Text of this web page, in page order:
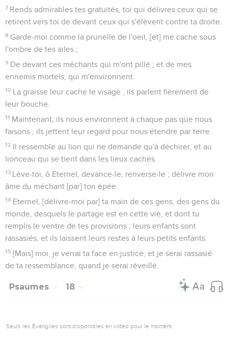
7 Rends admirables tes gratuités, toi qui délivres ceux qui se
retirent vers toi de devant ceux qui s'élèvent contre ta droite.
8 Garde-moi comme la prunelle de l'oeil, [et] me cache sous
l'ombre de tes ailes ;
9 De devant ces méchants qui m'ont pillé ; et de mes
ennemis mortels, qui m'environnent.
10 La graisse leur cache le visage ; ils parlent fièrement de
leur bouche.
11 Maintenant, ils nous environnent à chaque pas que nous
faisons ; ils jettent leur regard pour nous étendre par terre.
12 Il ressemble au lion qui ne demande qu'à déchirer, et au
lionceau qui se tient dans les lieux cachés.
13 Lève-toi, ô Eternel, devance-le, renverse-le ; délivre mon
âme du méchant [par] ton épée.
14 Eternel, [délivre-moi par] ta main de ces gens, des gens du
monde, desquels le partage est en cette vie, et dont tu
remplis le ventre de tes provisions ; leurs enfants sont
rassasiés, et ils laissent leurs restes à leurs petits enfants.
15 [Mais] moi, je verrai ta face en justice, et je serai rassasié
de ta ressemblance, quand je serai réveillé.
Psaumes 18
Seuls les Évangiles sont disponibles en vidéo pour le moment.